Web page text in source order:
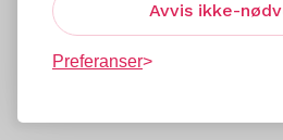
Avvis ikke-
Preferanser